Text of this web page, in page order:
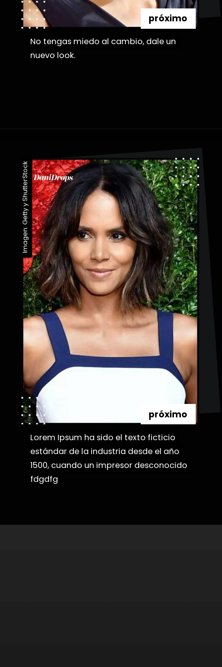
No tengas miedo al cambio, dale un
nuevo look.
No tengas miedo al cambio, dale un
nuevo look.
próximo
Lorem Ipsum ha sido el texto ficticio
estándar de la industria desde el año
1500, cuando un impresor desconocido
fdgdfg
Lorem Ipsum ha sido el texto ficticio
estándar de la industria desde el año
1500, cuando un impresor desconocido
fdgdfg
Imagen: Getty y ShutterStock
Imagen: Getty y ShutterStock
próximo